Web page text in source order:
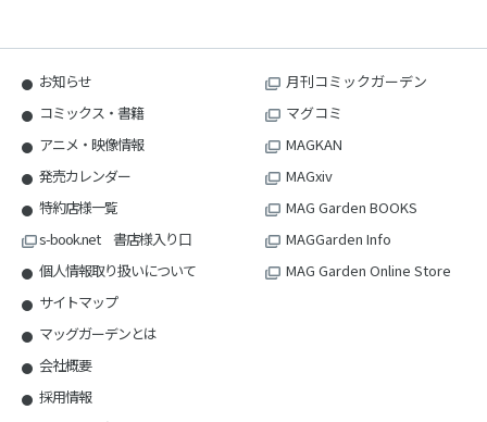
お知らせ
コミックス・書籍
アニメ・映像情報
発売カレンダー
特約店様一覧
s-book.net 書店様入り口
個人情報取り扱いについて
サイトマップ
マッグガーデンとは
会社概要
採用情報
月刊コミックガーデン
マグコミ
MAGKAN
MAGxiv
MAG Garden BOOKS
MAGGarden Info
MAG Garden Online Store